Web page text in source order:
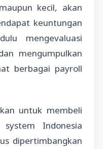
kecil, akan
keuntungan
mengevaluasi
mengumpulkan
berbagai payroll
untuk membeli
Indonesia
dipertimbangkan